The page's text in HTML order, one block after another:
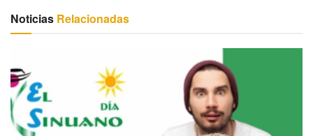
Noticias Relacionadas